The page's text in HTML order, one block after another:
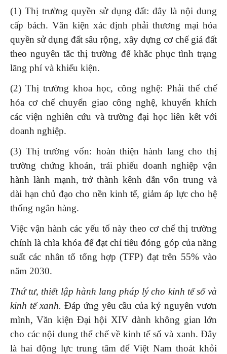
(1) Thị trường quyền sử dụng đất: đây là nội dung
cấp bách. Văn kiện xác định phải thương mại hóa
quyền sử dụng đất sâu rộng, xây dựng cơ chế giá đất
theo nguyên tắc thị trường để khắc phục tình trạng
lãng phí và khiếu kiện.
(2) Thị trường khoa học, công nghệ: Phải thể chế
hóa cơ chế chuyển giao công nghệ, khuyến khích
các viện nghiên cứu và trường đại học liên kết với
doanh nghiệp.
(3) Thị trường vốn: hoàn thiện hành lang cho thị
trường chứng khoán, trái phiếu doanh nghiệp vận
hành lành mạnh, trở thành kênh dẫn vốn trung và
dài hạn chủ đạo cho nền kinh tế, giảm áp lực cho hệ
thống ngân hàng.
Việc vận hành các yếu tố này theo cơ chế thị trường
chính là chìa khóa để đạt chỉ tiêu đóng góp của năng
suất các nhân tố tổng hợp (TFP) đạt trên 55% vào
năm 2030.
Thứ tư, thiết lập hành lang pháp lý cho kinh tế số và
kinh tế xanh. Đáp ứng yêu cầu của kỷ nguyên vươn
mình, Văn kiện Đại hội XIV dành không gian lớn
cho các nội dung thể chế về kinh tế số và xanh. Đây
là hai động lực trung tâm để Việt Nam thoát khỏi